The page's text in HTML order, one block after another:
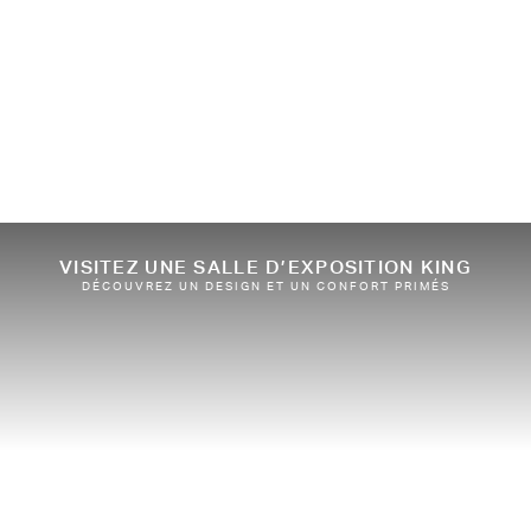
VISITEZ UNE SALLE D’EXPOSITION KING
DÉCOUVREZ UN DESIGN ET UN CONFORT PRIMÉS